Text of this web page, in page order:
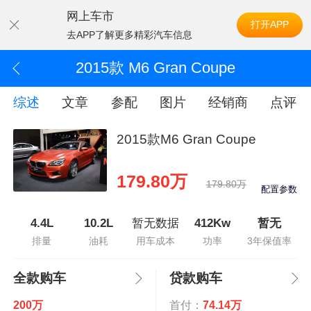
网上车市
去APP了解更多精彩汽车信息
打开APP
2015款 M6 Gran Coupe
综述 文章 参配 图片 经销商 点评
2015款M6 Gran Coupe
179.80万 179.80万 配置参数
4.4L
排量
10.2L
油耗
暂无数据
用车成本
412Kw
功率
暂无
3年保值率
全款购车
200万
贷款购车
首付： 74.14万